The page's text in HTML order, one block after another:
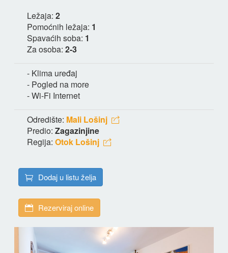
Ležaja: 2
Pomoćnih ležaja: 1
Spavaćih soba: 1
Za osoba: 2-3
- Klima uređaj
- Pogled na more
- Wi-Fi Internet
Odredište: Mali Lošinj
Predio: Zagazinjine
Regija: Otok Lošinj
Dodaj u listu želja
Rezerviraj online